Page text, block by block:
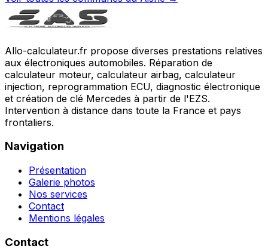
Allo-calculateur.fr propose diverses prestations relatives
aux électroniques automobiles. Réparation de
calculateur moteur, calculateur airbag, calculateur
injection, reprogrammation ECU, diagnostic électronique
et création de clé Mercedes à partir de l'EZS.
Intervention à distance dans toute la France et pays
frontaliers.
Navigation
Présentation
Galerie photos
Nos services
Contact
Mentions légales
Contact